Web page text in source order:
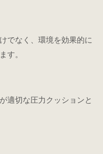
でなく、環境を効果的に
す。
適切な圧力クッションと